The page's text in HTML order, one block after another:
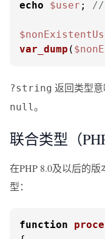
echo
$user ; //
var_dump (
?string 返回类型
null。
联合类型（
在PHP 8.0及以后的
型：
function